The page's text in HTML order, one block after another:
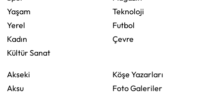
Yaşam
Yerel
Kadın
Kültür Sanat
Teknoloji
Futbol
Çevre
Akseki
Aksu
Köşe Yazarları
Foto Galeriler